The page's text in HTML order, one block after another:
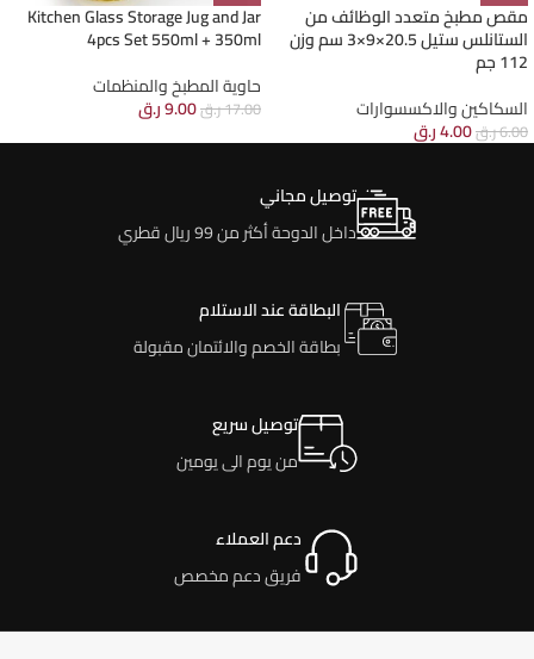
مقص مطبخ متعدد الوظائف من
الستانلس ستيل 20.5×9×3 سم وزن
112 جم
السكاكين والاكسسوارات
6.00ر.ق4.00ر.ق
Kitchen Glass Storage Jug and Jar
4pcs Set 550ml + 350ml
حاوية المطبخ والمنظمات
17.00ر.ق9.00ر.ق
توصيل مجاني
داخل الدوحة أكثر من 99 ريال قطري
البطاقة عند الاستلام
بطاقة الخصم والائتمان مقبولة
توصيل سريع
من يوم الى يومين
دعم العملاء
فريق دعم مخصص